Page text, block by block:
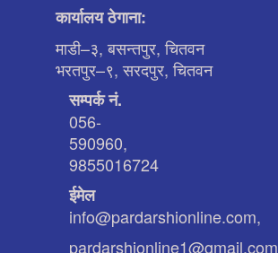
कार्यालय ठेगाना:
माडी–३, बसन्तपुर, चितवन
भरतपुर–९, सरदपुर, चितवन
सम्पर्क नं.
056-
590960,
9855016724
ईमेल
info@pardarshionline.com,
pardarshionline1@gmail.com